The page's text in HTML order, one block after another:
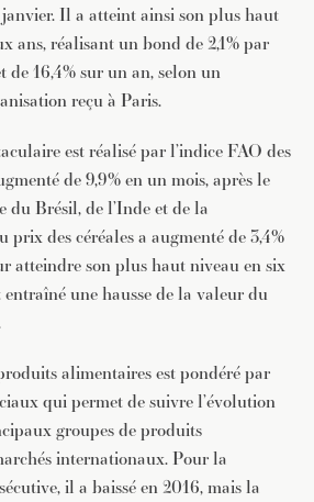
janvier. Il a atteint ainsi son plus haut
ans, réalisant un bond de 2,1% par
de 16,4% sur un an, selon un
reçu à Paris.
est réalisé par l’indice FAO des
de 9,9% en un mois, après le
du Brésil, de l’Inde et de la
prix des céréales a augmenté de 3,4%
atteindre son plus haut niveau en six
une hausse de la valeur du
alimentaires est pondéré par
qui permet de suivre l’évolution
groupes de produits
internationaux. Pour la
il a baissé en 2016, mais la